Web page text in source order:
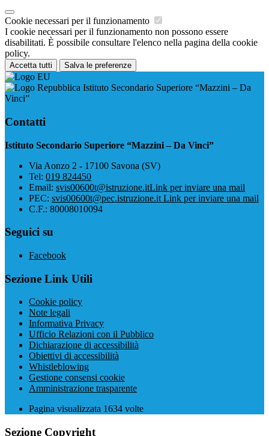
Cookie necessari per il funzionamento
I cookie necessari per il funzionamento non possono essere
disabilitati. È possibile consultare l'elenco nella pagina della cookie
policy.
Accetta tutti Salva le preferenze
Istituto Secondario Superiore “Mazzini – Da
Vinci”
Contatti
Istituto Secondario Superiore “Mazzini – Da Vinci”
Via Aonzo 2 - 17100 Savona (SV)
Tel: 019 824450
Email: svis00600t@istruzione.itLink per inviare una mail
PEC: svis00600t@pec.istruzione.it Link per inviare una mail
C.F.: 80008010094
Seguici su
Facebook
Sezione Link Utili
Cookie policy
Note legali
Informativa Privacy
Ufficio Relazioni con il Pubblico
Dichiarazione di accessibilità
Obiettivi di accessibilità
Whistleblowing
Gestione consensi cookie
Amministrazione trasparente
Pagina visualizzata 1634 volte
Sezione Copyright